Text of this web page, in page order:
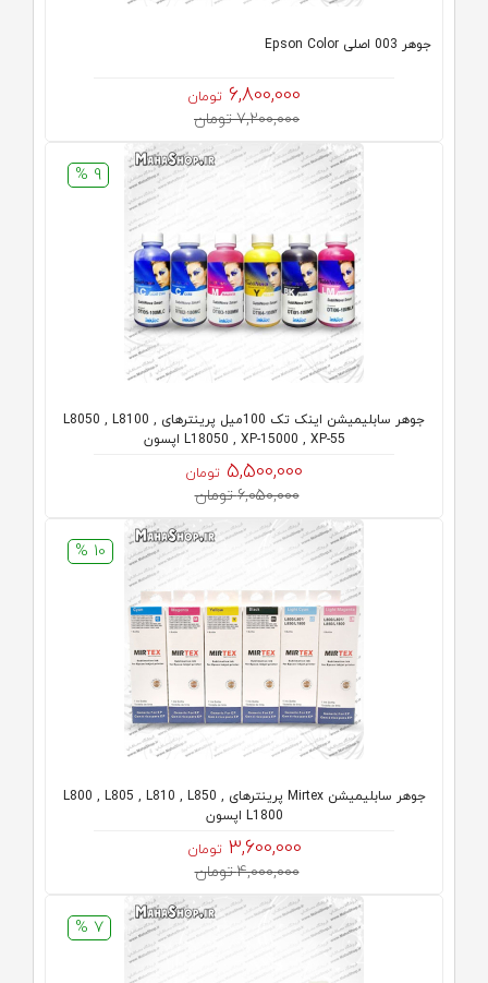
جوهر 003 اصلی Epson Color
6,800,000 تومان
7,200,000 تومان
9 %
جوهر سابلیمیشن اینک تک 100میل پرینترهای L8050 , L8100 ,
L18050 , XP-15000 , XP-55 اپسون
5,500,000 تومان
6,050,000 تومان
10 %
جوهر سابلیمیشن Mirtex پرینترهای L800 , L805 , L810 , L850 ,
L1800 اپسون
3,600,000 تومان
4,000,000 تومان
7 %